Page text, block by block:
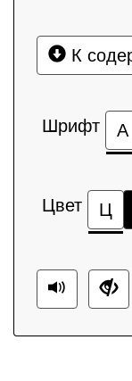
К
Шрифт А
Цвет Ц